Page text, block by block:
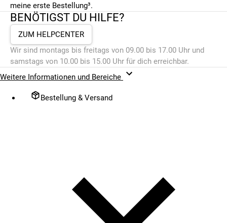
meine erste Bestellung³.
BENÖTIGST DU HILFE?
ZUM HELPCENTER
Wir sind montags bis freitags von 09.00 bis 17.00 Uhr und
samstags von 10.00 bis 15.00 Uhr für dich erreichbar.
Weitere Informationen und Bereiche
Bestellung & Versand